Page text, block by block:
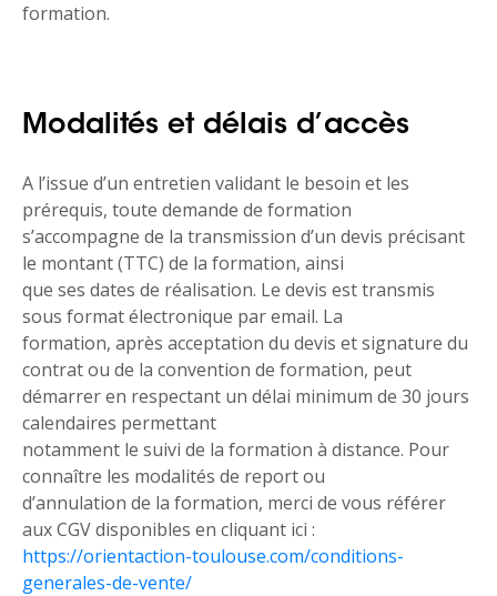
formation.
Modalités et délais d’accès
A l’issue d’un entretien validant le besoin et les
prérequis, toute demande de formation
s’accompagne de la transmission d’un devis précisant
le montant (TTC) de la formation, ainsi
que ses dates de réalisation. Le devis est transmis
sous format électronique par email. La
formation, après acceptation du devis et signature du
contrat ou de la convention de formation, peut
démarrer en respectant un délai minimum de 30 jours
calendaires permettant
notamment le suivi de la formation à distance. Pour
connaître les modalités de report ou
d’annulation de la formation, merci de vous référer
aux CGV disponibles en cliquant ici :
https://orientaction-toulouse.com/conditions-
generales-de-vente/